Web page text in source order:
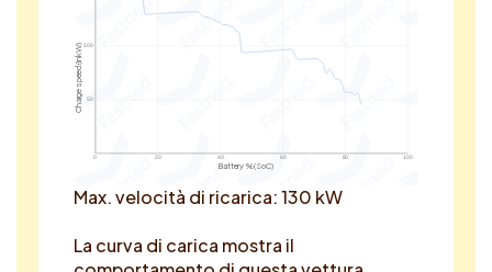
0 20 40 60 80 100
50
100
Battery % (SoC)
Charge speed (in kW)
Max. velocità di ricarica: 130 kW
La curva di carica mostra il